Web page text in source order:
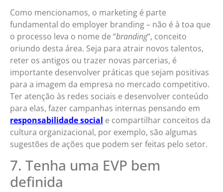
Como mencionamos, o marketing é parte
fundamental do employer branding – não é à toa que
o processo leva o nome de “branding“, conceito
oriundo desta área. Seja para atrair novos talentos,
reter os antigos ou trazer novas parcerias, é
importante desenvolver práticas que sejam positivas
para a imagem da empresa no mercado competitivo.
Ter atenção às redes sociais e desenvolver conteúdo
para elas, fazer campanhas internas pensando em
responsabilidade social e compartilhar conceitos da
cultura organizacional, por exemplo, são algumas
sugestões de ações que podem ser feitas pelo setor.
7. Tenha uma EVP bem
definida